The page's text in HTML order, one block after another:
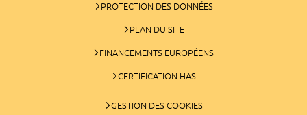
PROTECTION DES DONNÉES
PLAN DU SITE
FINANCEMENTS EUROPÉENS
CERTIFICATION HAS
GESTION DES COOKIES